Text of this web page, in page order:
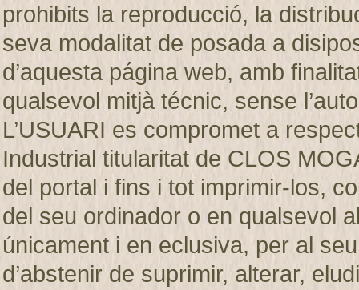
prohibits la reproducció, la
seva modalitat de posada a
d’aquesta página web, amb
qualsevol mitjà técnic, sense
L’USUARI es compromet a
Industrial titularitat de CLOS
del portal i fins i tot imprimir-los,
del seu ordinador o en qualsevol
únicament i en eclusiva, per al
d’abstenir de suprimir, alterar,